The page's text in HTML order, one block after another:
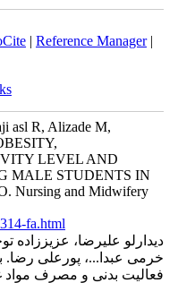
|Reference Manager
asl R, Alizade M,
LEVEL AND
MALE STUDENTS IN
Nursing and Midwifery
fa.html
دیدارلو علیرضا، عزیززاده
خرمی عبدا...، پورعلی
فعالیت بدنی و مصرف مواد